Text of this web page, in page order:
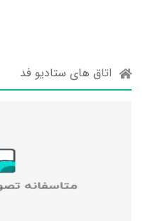
اتاق های ستادیو فد